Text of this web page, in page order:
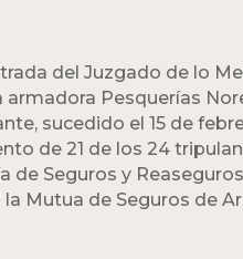
del Juzgado de lo
armadora Pesquerías
sucedido el 15 de
de 21 de los 24
de Seguros y
la Mutua de Seguros de